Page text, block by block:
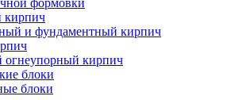
формовки
кирпич
и фундаментный кирпич
кирпич
блоки
блоки